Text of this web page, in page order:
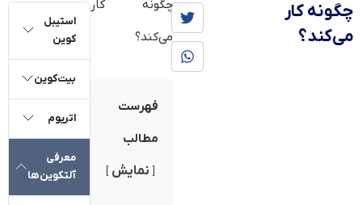
چگونه کار
می‌کند؟
فهرست
مطالب
نمایش
استیبل
کوین
بیت‌کوین
اتریوم
معرفی
آلتکوین‌ها